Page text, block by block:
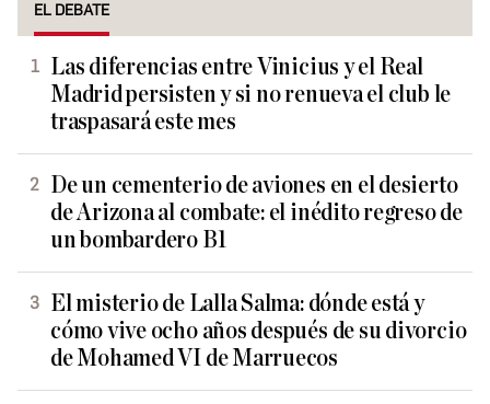
EL DEBATE
Las diferencias entre Vinicius y el Real
Madrid persisten y si no renueva el club le
traspasará este mes
De un cementerio de aviones en el desierto
de Arizona al combate: el inédito regreso de
un bombardero B1
El misterio de Lalla Salma: dónde está y
cómo vive ocho años después de su divorcio
de Mohamed VI de Marruecos